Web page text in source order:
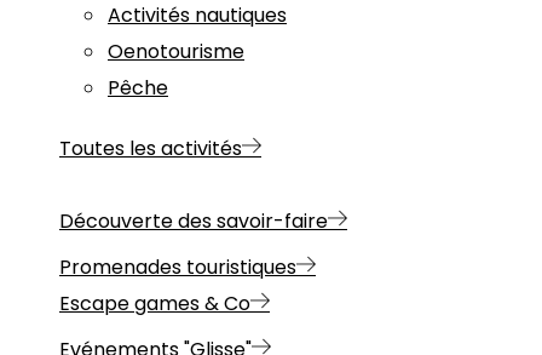
Activités nautiques
Oenotourisme
Pêche
Toutes les activités
Découverte des savoir-faire
Promenades touristiques
Escape games & Co